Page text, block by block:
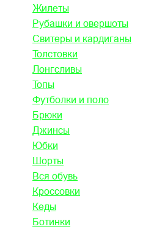
Жилеты
Рубашки и овершоты
Свитеры и кардиганы
Толстовки
Лонгсливы
Топы
Футболки и поло
Брюки
Джинсы
Юбки
Шорты
Вся обувь
Кроссовки
Кеды
Ботинки